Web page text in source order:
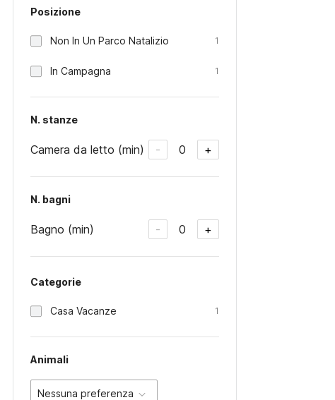
Posizione
Non In Un Parco Natalizio 1
In Campagna 1
N. stanze
Camera da letto (min) - 0 +
N. bagni
Bagno (min) - 0 +
Categorie
Casa Vacanze 1
Animali
Nessuna preferenza